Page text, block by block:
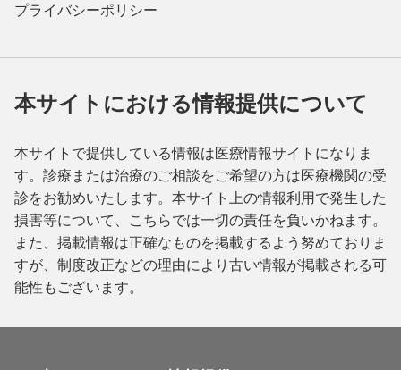
プライバシーポリシー
本サイトにおける情報提供について
本サイトで提供している情報は医療情報サイトになりま
す。診療または治療のご相談をご希望の方は医療機関の受
診をお勧めいたします。本サイト上の情報利用で発生した
損害等について、こちらでは一切の責任を負いかねます。
また、掲載情報は正確なものを掲載するよう努めておりま
すが、制度改正などの理由により古い情報が掲載される可
能性もございます。